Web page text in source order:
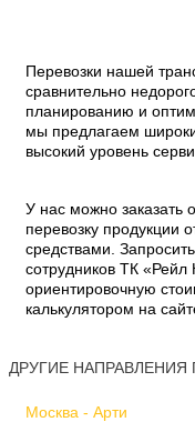
Перевозки нашей
сравнительно
планированию и
мы предлагаем
высокий уровень
У нас можно заказать
перевозку продукции
средствами.
сотрудников ТК «Рейл
ориентировочную
калькулятором на
ДРУГИЕ НАПРАВЛЕНИЯ
Москва - Арти